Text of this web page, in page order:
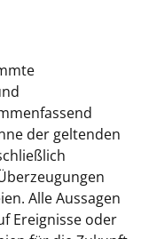
der geltenden
Alle Aussagen
Ereignisse oder